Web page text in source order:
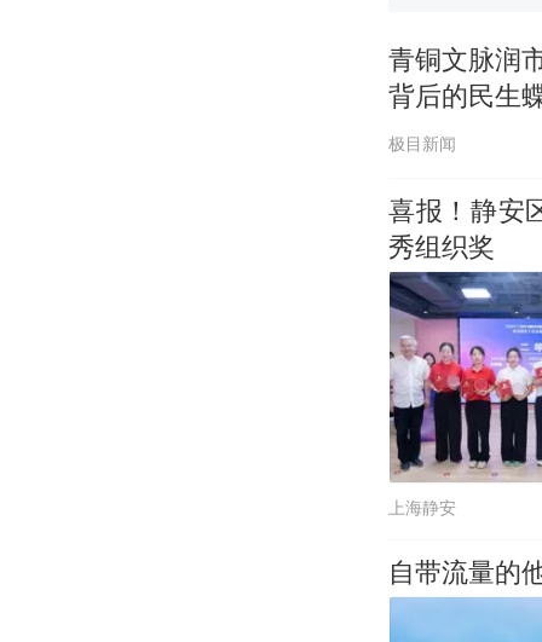
青铜文脉润
背后的民生
极目新闻
喜报！静安
秀组织奖
上海静安
自带流量的